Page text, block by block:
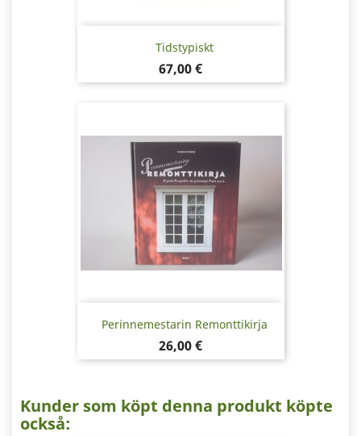
Tidstypiskt
Pris
67,00 €
Perinnemestarin Remonttikirja
Pris
26,00 €
Kunder som köpt denna produkt köpte
också: